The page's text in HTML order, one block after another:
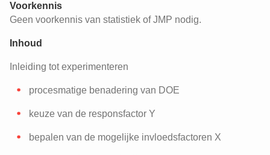
Voorkennis
Geen voorkennis van statistiek of JMP nodig.
Inhoud
Inleiding tot experimenteren
procesmatige benadering van DOE
keuze van de responsfactor Y
bepalen van de mogelijke invloedsfactoren X